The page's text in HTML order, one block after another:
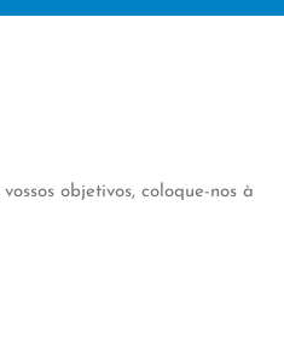
objetivos, coloque-nos à